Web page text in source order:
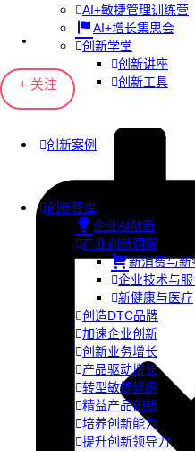
AI+敏捷管理训练营
AI+增长集思会
创新学堂
创新讲座
创新工具
创新案例
创新智库
企业AI创新
产业创新洞察
新消费与新
企业技术与
新健康与医疗
创造DTC品牌
加速企业创新
创新业务增长
产品驱动增长
转型敏捷组织
精益产品创新
培养创新能力
提升创新领导力
+ 关注